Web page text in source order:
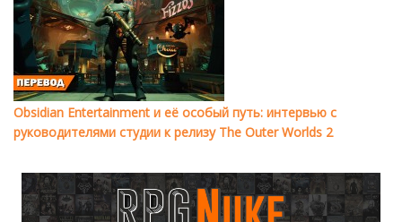
Obsidian Entertainment и её особый путь: интервью с
руководителями студии к релизу The Outer Worlds 2